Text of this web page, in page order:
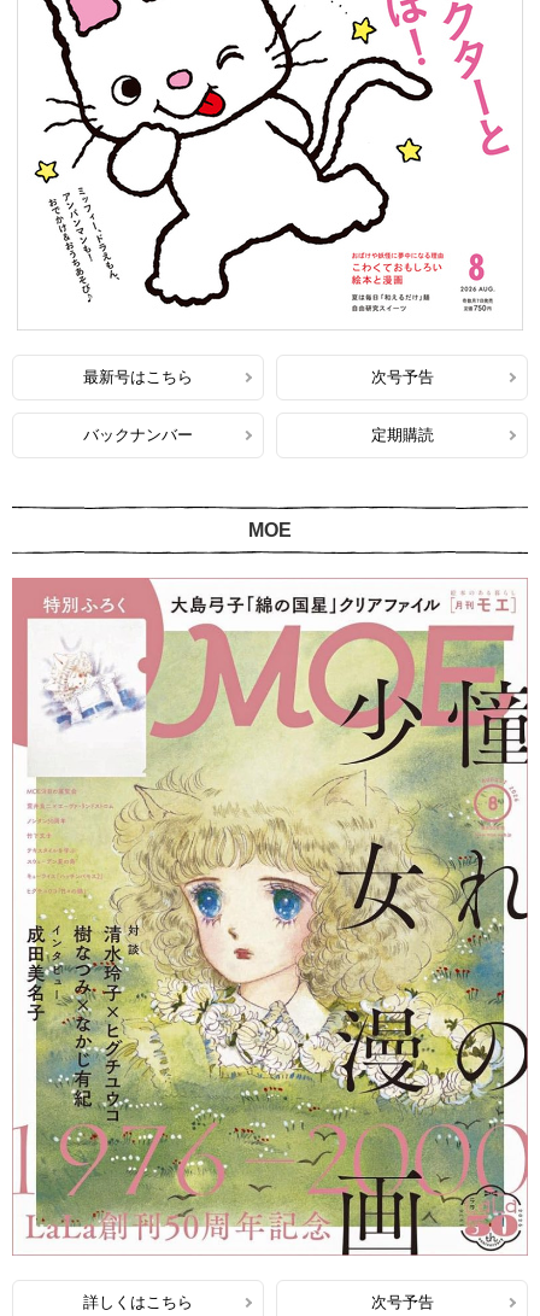
最新号はこちら 次号予告
バックナンバー 定期購読
MOE
詳しくはこちら 次号予告